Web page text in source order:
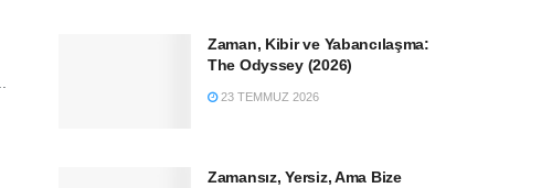
Zaman, Kibir ve Yabancılaşma:
The Odyssey (2026)
23 TEMMUZ 2026
Zamansız, Yersiz, Ama Bize